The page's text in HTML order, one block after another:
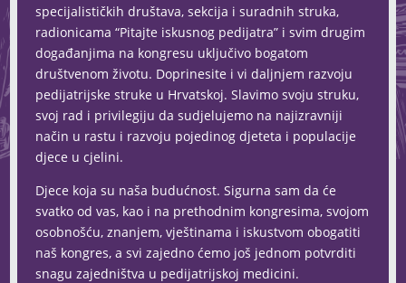
specijalističkih društava, sekcija i suradnih struka,
radionicama “Pitajte iskusnog pedijatra” i svim drugim
događanjima na kongresu uključivo bogatom
društvenom životu. Doprinesite i vi daljnjem razvoju
pedijatrijske struke u Hrvatskoj. Slavimo svoju struku,
svoj rad i privilegiju da sudjelujemo na najizravniji
način u rastu i razvoju pojedinog djeteta i populacije
djece u cjelini.
Djece koja su naša budućnost. Sigurna sam da će
svatko od vas, kao i na prethodnim kongresima, svojom
osobnošću, znanjem, vještinama i iskustvom obogatiti
naš kongres, a svi zajedno ćemo još jednom potvrditi
snagu zajedništva u pedijatrijskoj medicini.